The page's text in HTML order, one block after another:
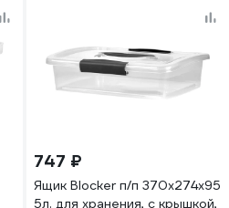
747 ₽
Ящик Blocker п/п 370х274х95
5л. для хранения, с крышкой,